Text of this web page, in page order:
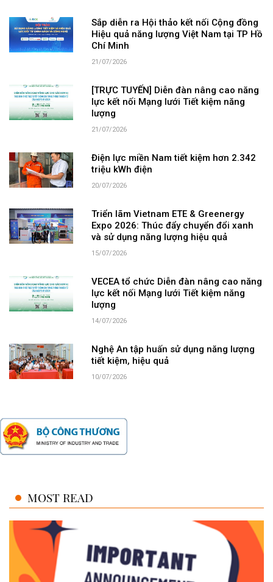
Sắp diễn ra Hội thảo kết nối Cộng đồng
Hiệu quả năng lượng Việt Nam tại TP Hồ
Chí Minh
21/07/2026
[TRỰC TUYẾN] Diễn đàn nâng cao năng
lực kết nối Mạng lưới Tiết kiệm năng
lượng
21/07/2026
Điện lực miền Nam tiết kiệm hơn 2.342
triệu kWh điện
20/07/2026
Triển lãm Vietnam ETE & Greenergy
Expo 2026: Thúc đẩy chuyển đổi xanh
và sử dụng năng lượng hiệu quả
15/07/2026
VECEA tổ chức Diễn đàn nâng cao năng
lực kết nối Mạng lưới Tiết kiệm năng
lượng
14/07/2026
Nghệ An tập huấn sử dụng năng lượng
tiết kiệm, hiệu quả
10/07/2026
MOST READ